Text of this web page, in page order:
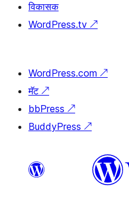
विकासक
WordPress.tv ↗
WordPress.com ↗
मॅट ↗
bbPress ↗
BuddyPress ↗